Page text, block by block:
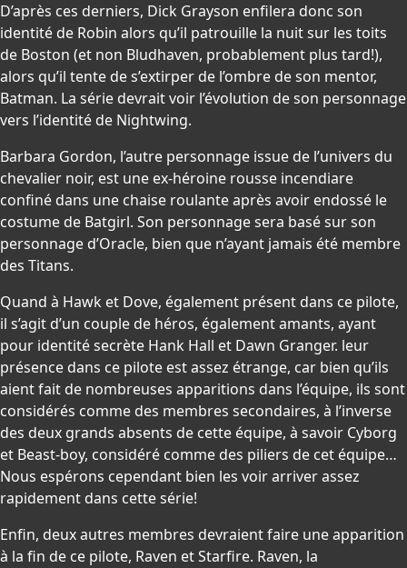
D’après ces derniers, Dick Grayson enfilera donc son
identité de Robin alors qu’il patrouille la nuit sur les toits
de Boston (et non Bludhaven, probablement plus tard!),
alors qu’il tente de s’extirper de l’ombre de son mentor,
Batman. La série devrait voir l’évolution de son personnage
vers l’identité de Nightwing.
Barbara Gordon, l’autre personnage issue de l’univers du
chevalier noir, est une ex-héroine rousse incendiare
confiné dans une chaise roulante après avoir endossé le
costume de Batgirl. Son personnage sera basé sur son
personnage d’Oracle, bien que n’ayant jamais été membre
des Titans.
Quand à Hawk et Dove, également présent dans ce pilote,
il s’agit d’un couple de héros, également amants, ayant
pour identité secrète Hank Hall et Dawn Granger. leur
présence dans ce pilote est assez étrange, car bien qu’ils
aient fait de nombreuses apparitions dans l’équipe, ils sont
considérés comme des membres secondaires, à l’inverse
des deux grands absents de cette équipe, à savoir Cyborg
et Beast-boy, considéré comme des piliers de cet équipe…
Nous espérons cependant bien les voir arriver assez
rapidement dans cette série!
Enfin, deux autres membres devraient faire une apparition
à la fin de ce pilote, Raven et Starfire. Raven, la